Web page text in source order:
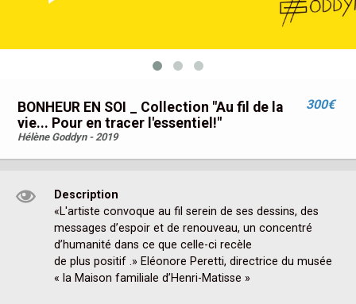
BONHEUR EN SOI _ Collection "Au fil de la
vie... Pour en tracer l'essentiel!"
Hélène Goddyn - 2019
300€
Description
«L'artiste convoque au fil serein de ses dessins, des
messages d’espoir et de renouveau, un concentré
d’humanité dans ce que celle-ci recèle
de plus positif .» Eléonore Peretti, directrice du musée
« la Maison familiale d’Henri-Matisse »